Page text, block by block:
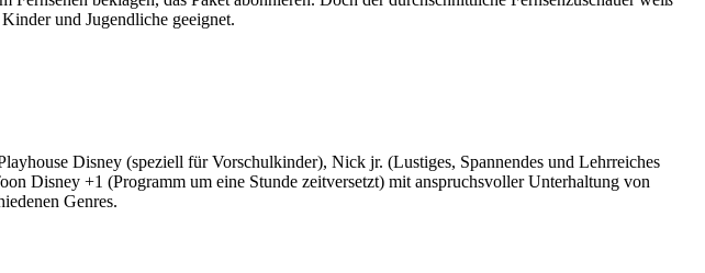
und Jugendliche geeignet.
Disney (speziell für Vorschulkinder), Nick jr. (Lustiges, Spannendes und Lehrreiches
Disney +1 (Programm um eine Stunde zeitversetzt) mit anspruchsvoller Unterhaltung von
Genres.